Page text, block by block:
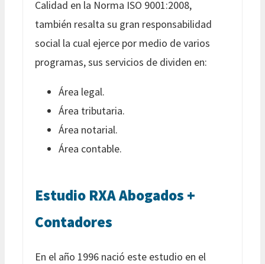
Calidad en la Norma ISO 9001:2008,
también resalta su gran responsabilidad
social la cual ejerce por medio de varios
programas, sus servicios de dividen en:
Área legal.
Área tributaria.
Área notarial.
Área contable.
Estudio RXA Abogados +
Contadores
En el año 1996 nació este estudio en el